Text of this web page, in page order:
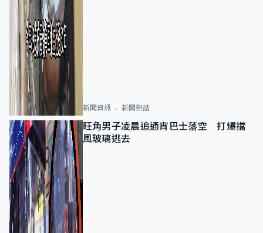
新聞資訊 新聞熱話
旺角男子凌晨追通宵巴士落空 打爆擋
風玻璃逃去